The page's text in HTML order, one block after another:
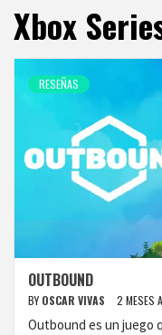
Xbox
RESEÑAS
OUTBOUND
BY OSCAR VIVAS 2 MESES
Outbound es un juego